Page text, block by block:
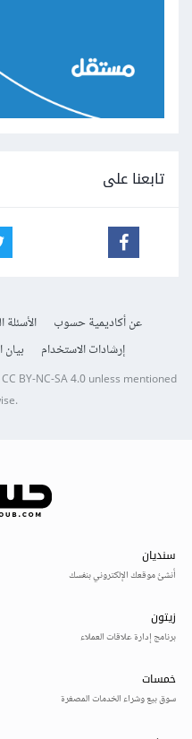
تابعنا على
عن أكاديمية حسوب الأسئلة
إرشادات الاستخدام
CC BY-NC-SA 4.0unless mentioned